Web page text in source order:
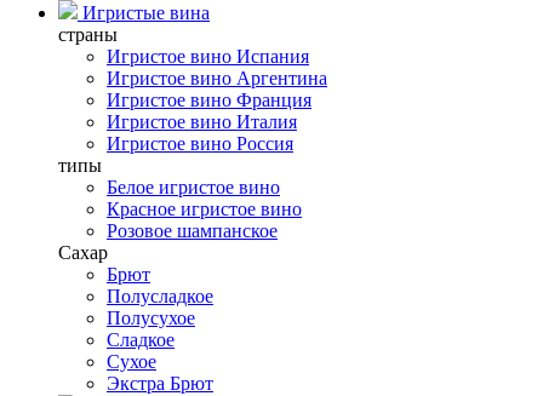
Игристые вина
страны
Игристое вино Испания
Игристое вино Аргентина
Игристое вино Франция
Игристое вино Италия
Игристое вино Россия
типы
Белое игристое вино
Красное игристое вино
Розовое шампанское
Сахар
Брют
Полусладкое
Полусухое
Сладкое
Сухое
Экстра Брют